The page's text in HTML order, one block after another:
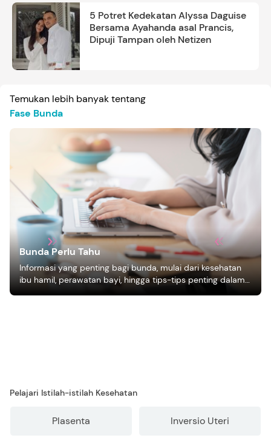
5 Potret Kedekatan Alyssa Daguise
Bersama Ayahanda asal Prancis,
Dipuji Tampan oleh Netizen
Temukan lebih banyak tentang
Fase Bunda
Bunda Perlu Tahu
Informasi yang penting bagi bunda, mulai dari kesehatan
ibu hamil, perawatan bayi, hingga tips-tips penting dalam
mengasuh anak
Pelajari Istilah-istilah Kesehatan
Plasenta Inversio Uteri